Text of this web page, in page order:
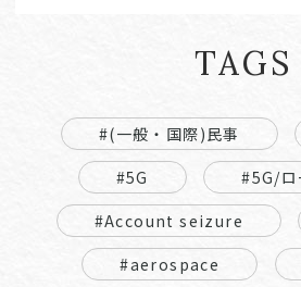
TAGS
#(一般・国際)民事
#5G
#5G/ロ
#Account seizure
#aerospace